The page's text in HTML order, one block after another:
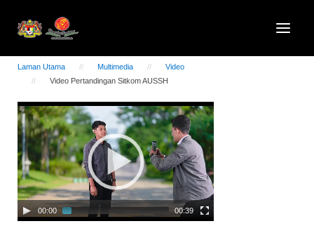
Laman Utama Multimedia
Video
Video Pertandingan Sitkom AUSSH
Video
Player
00:00 00:39